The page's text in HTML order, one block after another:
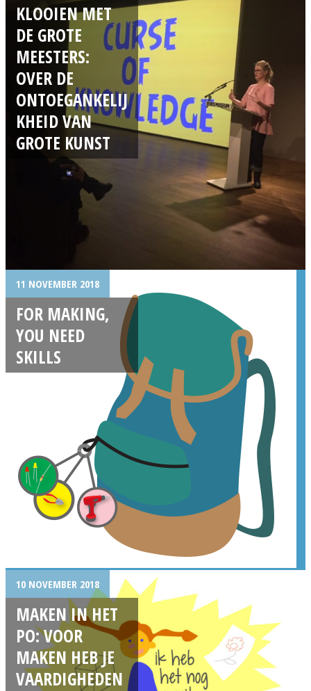
KLOOIEN MET
DE GROTE
MEESTERS:
OVER DE
ONTOEGANKELIJ
KHEID VAN
GROTE KUNST
11 NOVEMBER 2018
FOR MAKING,
YOU NEED
SKILLS
10 NOVEMBER 2018
MAKEN IN HET
PO: VOOR
MAKEN HEB JE
VAARDIGHEDEN